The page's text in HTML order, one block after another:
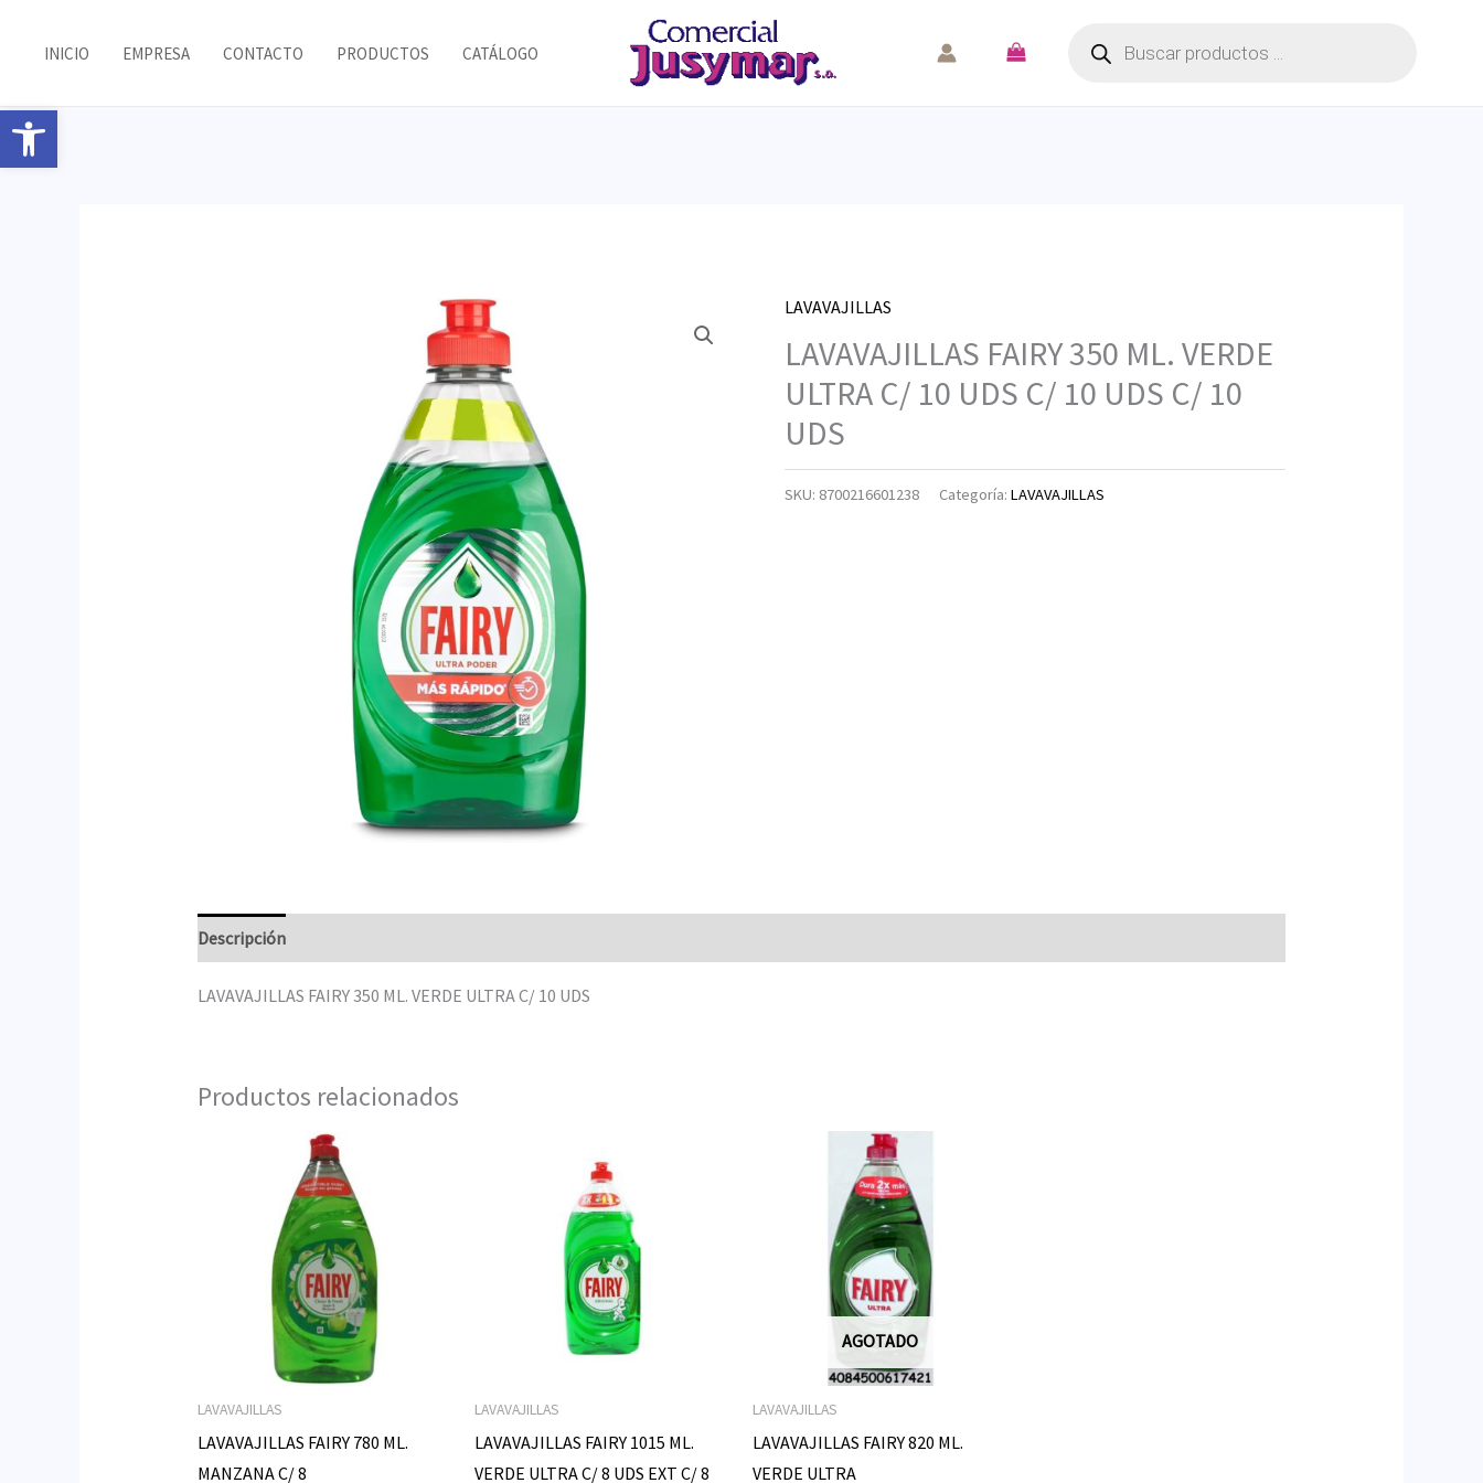
Abrir barra de herramientas
INICIO EMPRESA CONTACTO PRODUCTOS CATÁLOGO
productos
LAVAVAJILLAS
LAVAVAJILLAS FAIRY 350 ML. VERDE
ULTRA C/ 10 UDS C/ 10 UDS C/ 10
UDS
SKU: 8700216601238 Categoría:LAVAVAJILLAS
Descripción
LAVAVAJILLAS FAIRY 350 ML. VERDE ULTRA C/ 10 UDS
Productos relacionados
LAVAVAJILLAS
LAVAVAJILLAS FAIRY 780 ML.
MANZANA C/ 8
LAVAVAJILLAS
LAVAVAJILLAS FAIRY 1015 ML.
VERDE ULTRA C/ 8 UDS EXT C/ 8
AGOTADO
LAVAVAJILLAS
LAVAVAJILLAS FAIRY 820 ML.
VERDE ULTRA